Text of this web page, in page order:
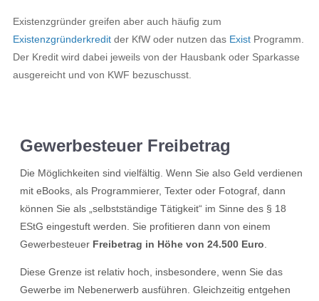
Existenzgründer greifen aber auch häufig zum
Existenzgründerkreditder KfW oder nutzen das ExistProgramm.
Der Kredit wird dabei jeweils von der Hausbank oder Sparkasse
ausgereicht und von KWF bezuschusst.
Gewerbesteuer Freibetrag
Die Möglichkeiten sind vielfältig. Wenn Sie also Geld verdienen
mit eBooks, als Programmierer, Texter oder Fotograf, dann
können Sie als „selbstständige Tätigkeit“ im Sinne des § 18
EStG eingestuft werden. Sie profitieren dann von einem
Gewerbesteuer Freibetrag in Höhe von 24.500 Euro
Diese Grenze ist relativ hoch, insbesondere, wenn Sie das
Gewerbe im Nebenerwerb ausführen. Gleichzeitig entgehen